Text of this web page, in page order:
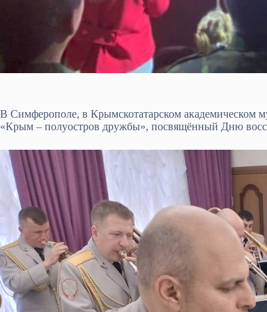
В Симферополе, в Крымскотатарском академическом
«Крым – полуостров дружбы», посвящённый Дню